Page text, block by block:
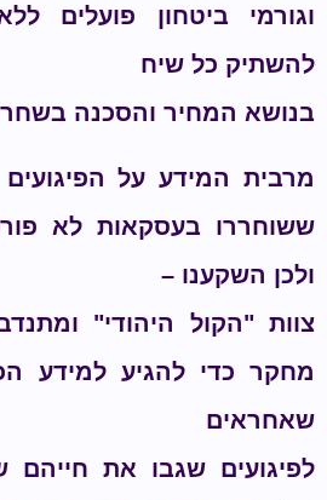
ביטחון פועלים
כל שיח
המחיר והסכנה
המידע על הפיגועים
בעסקאות לא
השקענו –
"הקול היהודי"
כדי להגיע למידע